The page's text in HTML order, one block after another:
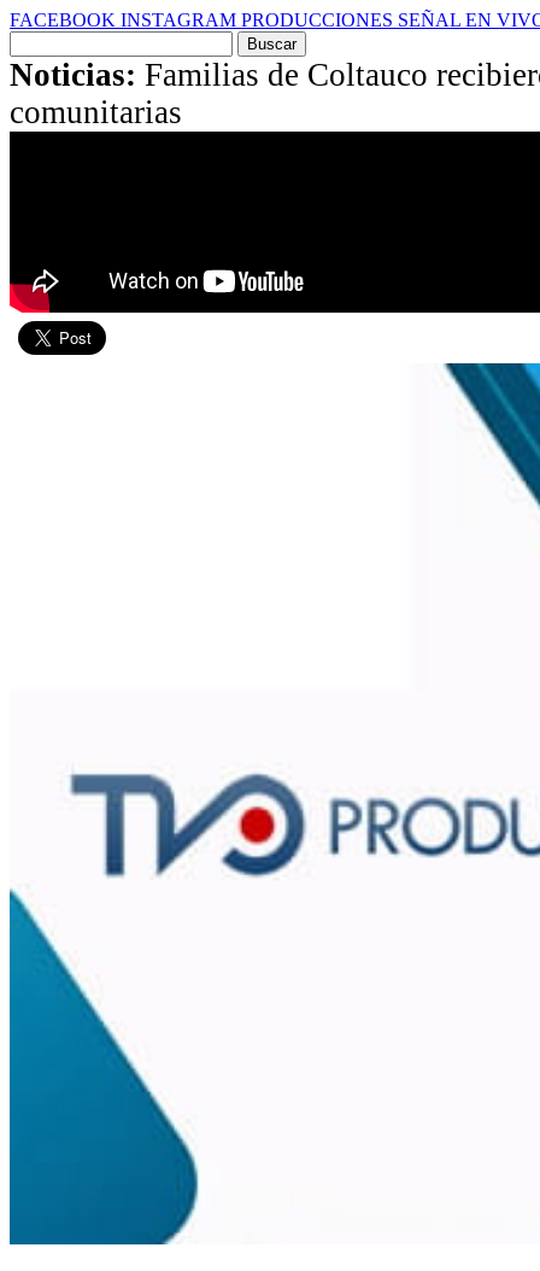
FACEBOOK INSTAGRAM PRODUCCIONES SEÑAL EN
por:
Noticias: Familias de Coltauco
comunitarias